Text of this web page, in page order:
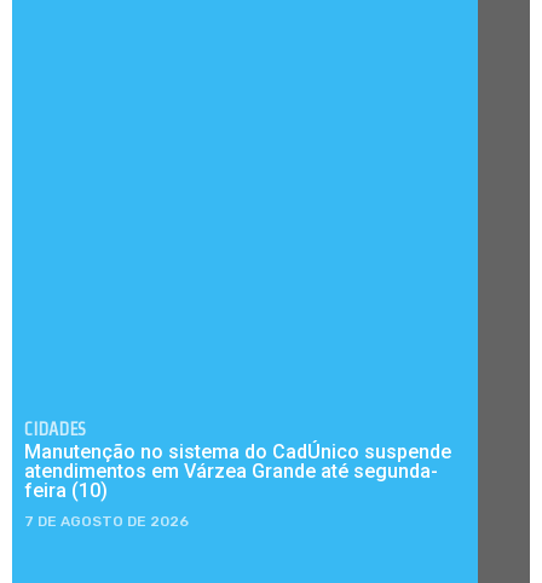
CIDADES
Manutenção no sistema do CadÚnico suspende
atendimentos em Várzea Grande até segunda-
feira (10)
7 DE AGOSTO DE 2026